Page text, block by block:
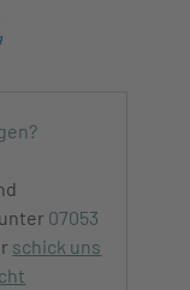
07053
schick uns